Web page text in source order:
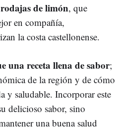
de limón, que
en compañía,
la costa castellonense.
una receta llena de sabor;
de la región y de cómo
y saludable. Incorporar este
delicioso sabor, sino
una buena salud